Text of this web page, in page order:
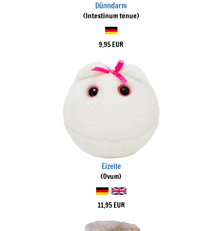
Dünndarm
(Intestinum tenue)
9,95 EUR
Eizelle
(Ovum)
11,95 EUR